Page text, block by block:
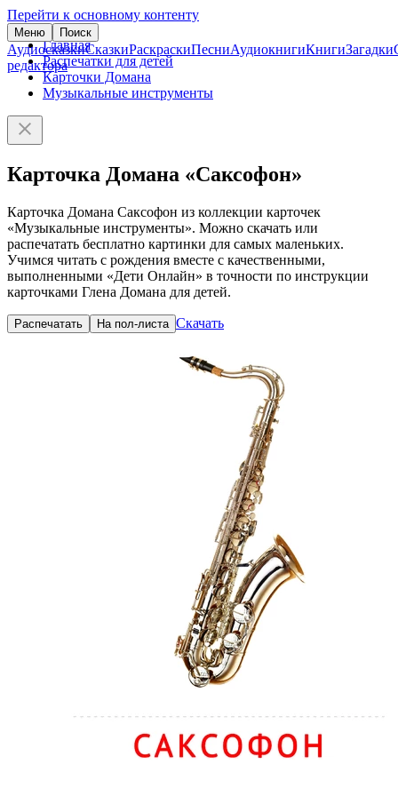
Перейти к основному контенту
Меню Поиск
АудиосказкиСказкиРаскраскиПесниАудиокнигиКнигиЗагадки
редактора
Главная
Распечатки для детей
Карточки Домана
Музыкальные инструменты
Карточка Домана «Саксофон»
Карточка Домана Саксофон из коллекции карточек
«Музыкальные инструменты». Можно скачать или
распечатать бесплатно картинки для самых маленьких.
Учимся читать с рождения вместе с качественными,
выполненными «Дети Онлайн» в точности по инструкции
карточками Глена Домана для детей.
Распечатать На пол-листа Скачать